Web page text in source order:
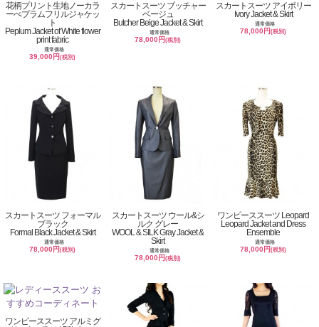
花柄プリント生地ノーカラ
ーぺプラムフリルジャケッ
ト
Peplum Jacket of White flower
print fabric
通常価格
39,000円(税別)
スカートスーツ ブッチャー
ベージュ
Butcher Beige Jacket & Skirt
通常価格
78,000円(税別)
スカートスーツ アイボリー
Ivory Jacket & Skirt
通常価格
78,000円(税別)
スカートスーツ フォーマル
ブラック
Formal Black Jacket & Skirt
通常価格
78,000円(税別)
スカートスーツ ウール&シ
ルク グレー
WOOL & SILK Gray Jacket &
Skirt
通常価格
78,000円(税別)
ワンピーススーツ Leopard
Leopard Jacket and Dress
Ensemble
通常価格
78,000円(税別)
ワンピーススーツ アルミグ